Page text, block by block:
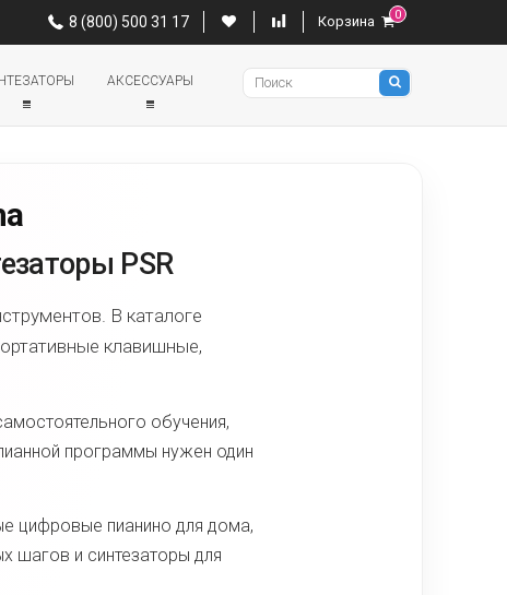
8 (800) 500 31 17 Корзина
Pianino
8 (800) 500 31 17 Корзина 0
АКСЕССУАРЫ
PSR
В каталоге
клавишные,
обучения,
программы нужен один
цифровые пианино для дома,
шагов и синтезаторы для